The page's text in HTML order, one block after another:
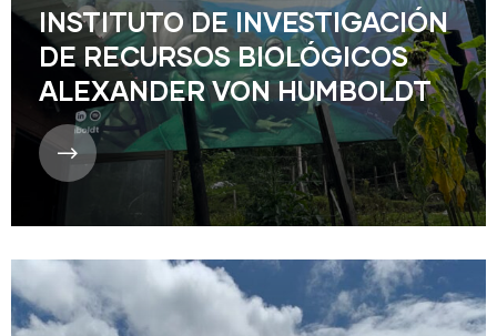
INSTITUTO DE INVESTIGACIÓN
DE RECURSOS BIOLÓGICOS
ALEXANDER VON HUMBOLDT